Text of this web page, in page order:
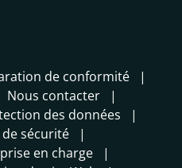
de conformité
Nous contacter
des données
sécurité
en charge